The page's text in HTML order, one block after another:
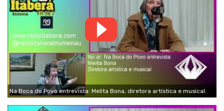
Na Boca do Povo entrevista: Melita Bona, diretora artística e musical.